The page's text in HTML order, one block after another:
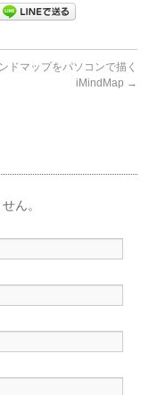
ドマップをパソコンで描く
iMindMap →
ん。